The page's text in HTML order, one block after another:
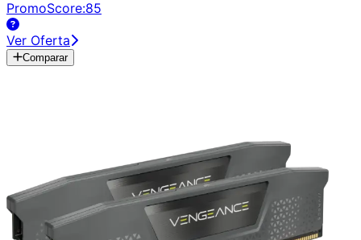
PromoScore:85
Ver Oferta
Comparar